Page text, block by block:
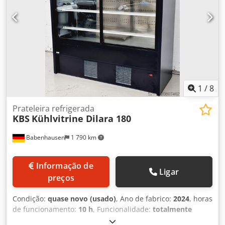
1 /8
Babenhausen 1 790 km
Prateleira refrigerada
KBS Kühlvitrine Dilara 180
preços
Ligar
Condição: quase novo (usado), Ano de fabrico: 2024, horas
de funcionamento: 10 h, Funcionalidade: totalmente
, tipo de corrente de entrada: